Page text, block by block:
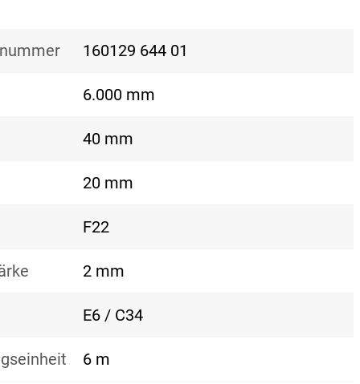
160129 644 01
6.000 mm
40 mm
20 mm
F22
2 mm
E6 / C34
6 m